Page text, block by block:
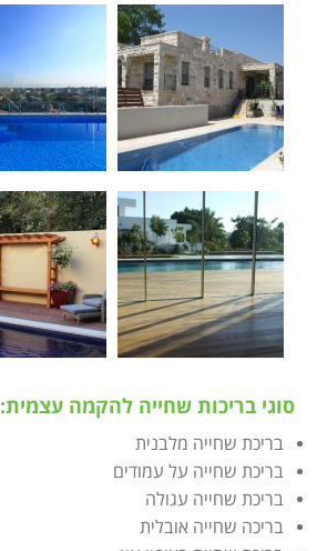
סוגי בריכות שחייה להקמה עצמית:
בריכת שחייה מלבנית
בריכת שחייה על עמודים
בריכת שחייה עגולה
בריכה שחייה אובלית